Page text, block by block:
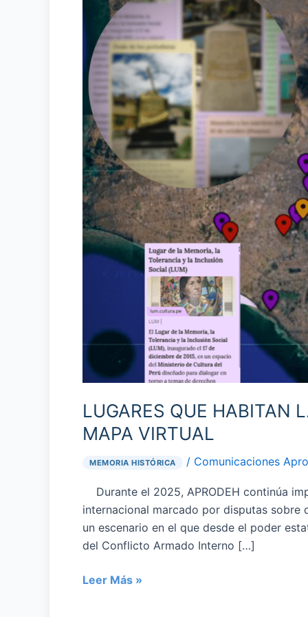
LUGARES QUE HABITAN
MAPA VIRTUAL
MEMORIA HISTÓRICA / Comunicaciones
Durante el 2025, APRODEH continúa
internacional marcado por disputas sobre
un escenario en el que desde el poder
del Conflicto Armado Interno […]
HABITAN
MEMORIA,
LANZAMIENTO
DE
UN
MAPA
VIRTUAL
Leer Más »